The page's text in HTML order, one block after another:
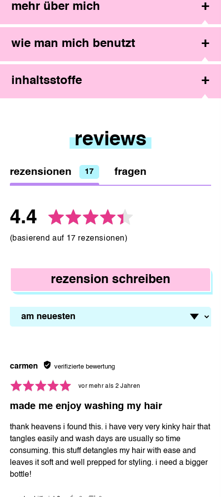
mehr über mich
wie man mich benutzt
inhaltsstoffe
reviews
rezensionen 17 fragen
durchschnittliche
Bewertung
4.4 out
of
5
basierend auf 17 rezensionen
rezension schreiben
sortieren nach
carmen bewertet
carmen
verifizierte bewertung
Mit
von
bewertet
Rezension
vor mehr als 2 Jahren
made me enjoy washing my hair
thank heavens i found this. i have very very kinky hair that
tangles easily and wash days are usually so time
consuming. this stuff detangles my hair with ease and
leaves it soft and well prepped for styling. i need a bigger
bottle!